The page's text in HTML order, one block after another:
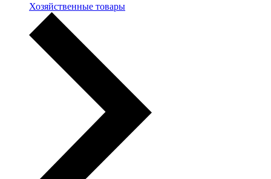
Хозяйственные товары